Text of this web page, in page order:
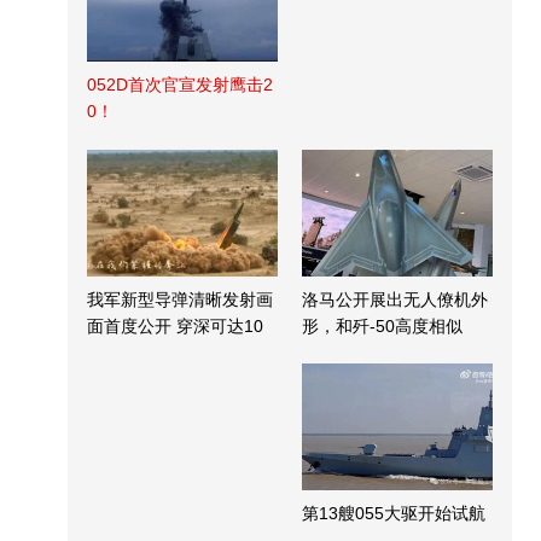
052D首次官宣发射鹰击2
0！
我军新型导弹清晰发射画
面首度公开 穿深可达10
洛马公开展出无人僚机外
形，和歼-50高度相似
第13艘055大驱开始试航